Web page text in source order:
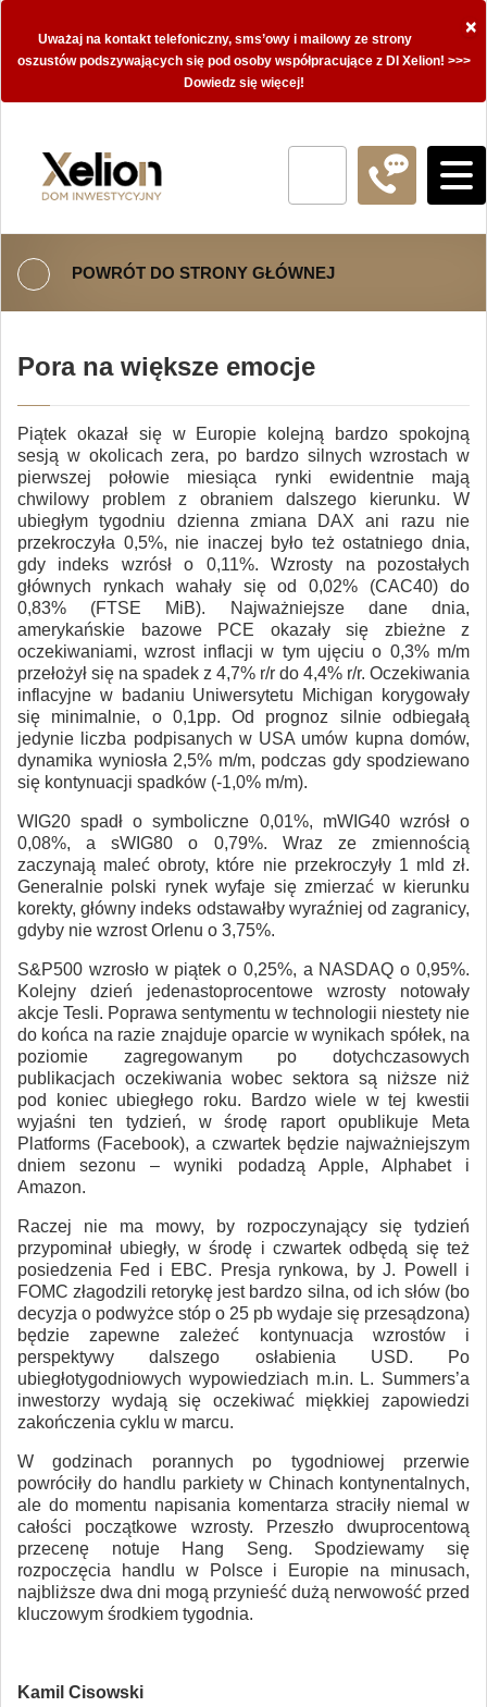
×
Uważaj na kontakt telefoniczny, sms’owy i mailowy ze strony
oszustów podszywających się pod osoby współpracujące z DI Xelion! >>>
Dowiedz się więcej!
POWRÓT DO STRONY GŁÓWNEJ
Pora na większe emocje
Piątek okazał się w Europie kolejną bardzo spokojną
sesją w okolicach zera, po bardzo silnych wzrostach w
pierwszej połowie miesiąca rynki ewidentnie mają
chwilowy problem z obraniem dalszego kierunku. W
ubiegłym tygodniu dzienna zmiana DAX ani razu nie
przekroczyła 0,5%, nie inaczej było też ostatniego dnia,
gdy indeks wzrósł o 0,11%. Wzrosty na pozostałych
głównych rynkach wahały się od 0,02% (CAC40) do
0,83% (FTSE MiB). Najważniejsze dane dnia,
amerykańskie bazowe PCE okazały się zbieżne z
oczekiwaniami, wzrost inflacji w tym ujęciu o 0,3% m/m
przełożył się na spadek z 4,7% r/r do 4,4% r/r. Oczekiwania
inflacyjne w badaniu Uniwersytetu Michigan korygowały
się minimalnie, o 0,1pp. Od prognoz silnie odbiegałą
jedynie liczba podpisanych w USA umów kupna domów,
dynamika wyniosła 2,5% m/m, podczas gdy spodziewano
się kontynuacji spadków (-1,0% m/m).
WIG20 spadł o symboliczne 0,01%, mWIG40 wzrósł o
0,08%, a sWIG80 o 0,79%. Wraz ze zmiennością
zaczynają maleć obroty, które nie przekroczyły 1 mld zł.
Generalnie polski rynek wyfaje się zmierzać w kierunku
korekty, główny indeks odstawałby wyraźniej od zagranicy,
gdyby nie wzrost Orlenu o 3,75%.
S&P500 wzrosło w piątek o 0,25%, a NASDAQ o 0,95%.
Kolejny dzień jedenastoprocentowe wzrosty notowały
akcje Tesli. Poprawa sentymentu w technologii niestety nie
do końca na razie znajduje oparcie w wynikach spółek, na
poziomie zagregowanym po dotychczasowych
publikacjach oczekiwania wobec sektora są niższe niż
pod koniec ubiegłego roku. Bardzo wiele w tej kwestii
wyjaśni ten tydzień, w środę raport opublikuje Meta
Platforms (Facebook), a czwartek będzie najważniejszym
dniem sezonu – wyniki podadzą Apple, Alphabet i
Amazon.
Raczej nie ma mowy, by rozpoczynający się tydzień
przypominał ubiegły, w środę i czwartek odbędą się też
posiedzenia Fed i EBC. Presja rynkowa, by J. Powell i
FOMC złagodzili retorykę jest bardzo silna, od ich słów (bo
decyzja o podwyżce stóp o 25 pb wydaje się przesądzona)
będzie zapewne zależeć kontynuacja wzrostów i
perspektywy dalszego osłabienia USD. Po
ubiegłotygodniowych wypowiedziach m.in. L. Summers’a
inwestorzy wydają się oczekiwać miękkiej zapowiedzi
zakończenia cyklu w marcu.
W godzinach porannych po tygodniowej przerwie
powróciły do handlu parkiety w Chinach kontynentalnych,
ale do momentu napisania komentarza straciły niemal w
całości początkowe wzrosty. Przeszło dwuprocentową
przecenę notuje Hang Seng. Spodziewamy się
rozpoczęcia handlu w Polsce i Europie na minusach,
najbliższe dwa dni mogą przynieść dużą nerwowość przed
kluczowym środkiem tygodnia.
Kamil Cisowski